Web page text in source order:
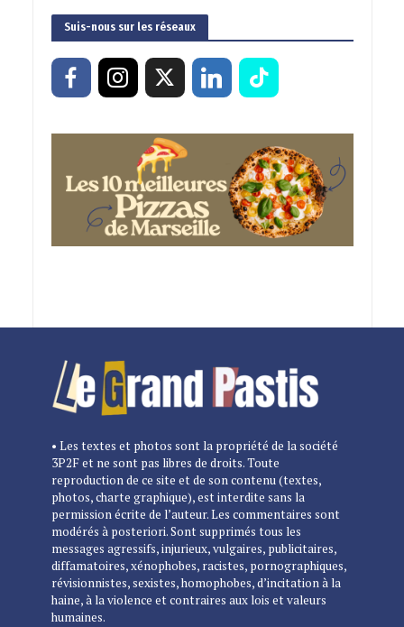
Suis-nous sur les réseaux
• Les textes et photos sont la propriété de la société
3P2F et ne sont pas libres de droits. Toute
reproduction de ce site et de son contenu (textes,
photos, charte graphique), est interdite sans la
permission écrite de l’auteur. Les commentaires sont
modérés à posteriori. Sont supprimés tous les
messages agressifs, injurieux, vulgaires, publicitaires,
diffamatoires, xénophobes, racistes, pornographiques,
révisionnistes, sexistes, homophobes, d’incitation à la
haine, à la violence et contraires aux lois et valeurs
humaines.